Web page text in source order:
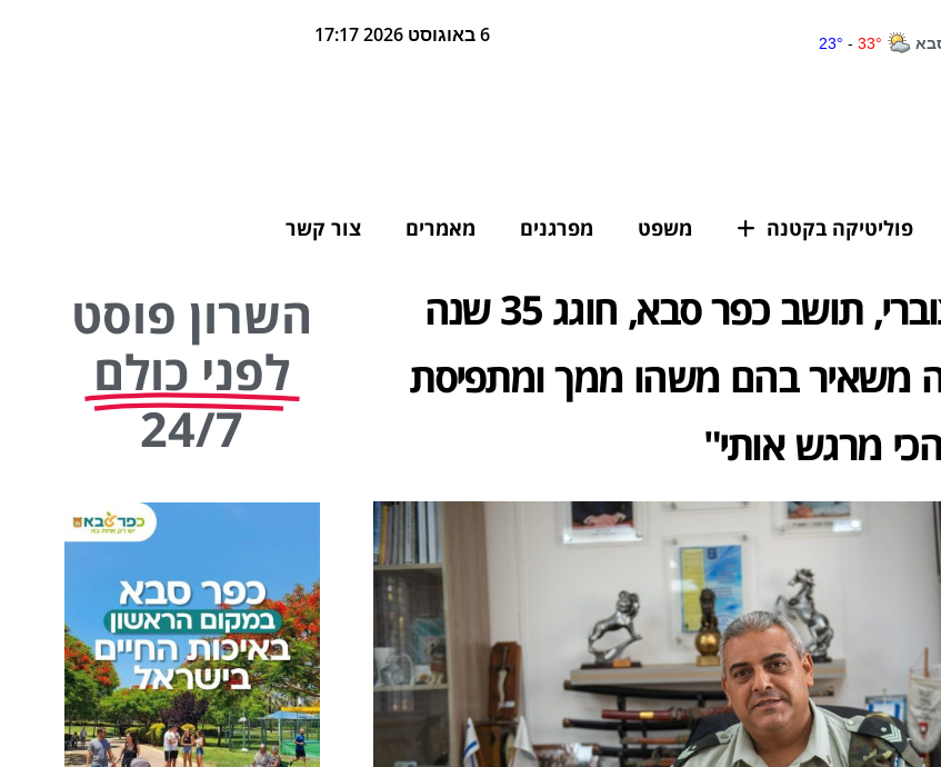
6 באוגוסט 2026 17:17
פוליטיקה בקטנה משפט מפרגנים מאמרים צור קשר
רס"ר יגאל צוברי, תושב כפר סבא, חוגג 35 שנה
משאיר בהם משהו ממך ומתפיסת
מרגש אותי"
השרון פוסט
לפני כולם
24/7